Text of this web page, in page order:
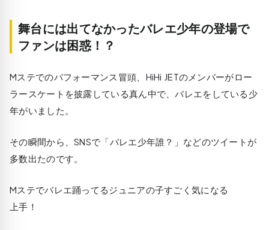
舞台には出てなかったバレエ少年の登場で
ファンは困惑！？
Mステでのパフォーマンス冒頭、HiHi JETのメンバーがロー
ラースケートを披露している真ん中で、バレエをしている少
年がいました。
その瞬間から、SNSで「バレエ少年誰？」などのツイートが
多数出たのです。
Mステでバレエ踊ってるジュニアの子すごく気になる
上手！